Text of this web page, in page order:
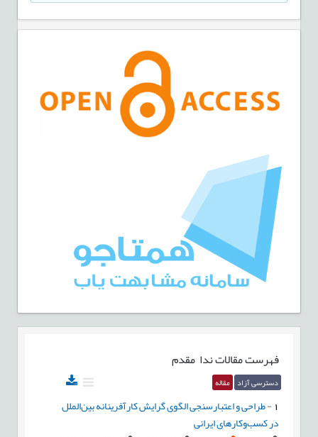
فهرست مقالاتندا مقدم
دسترسی آزاد مقاله
-طراحی و اعتبارسنجی الگوی گرایش کارآفرینانه بین‌الملل
در کسب‌وکارهای ایرانی